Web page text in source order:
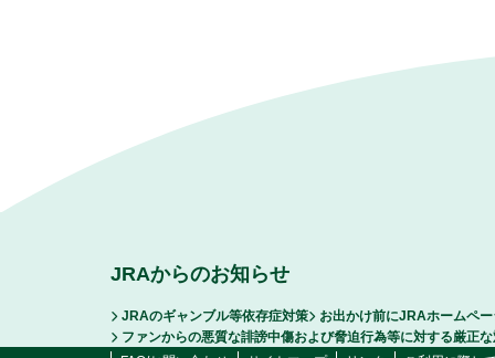
JRAからのお知らせ
JRAのギャンブル等依存症対策
お出かけ前にJRAホームペ
ファンからの悪質な誹謗中傷および脅迫行為等に対する厳正